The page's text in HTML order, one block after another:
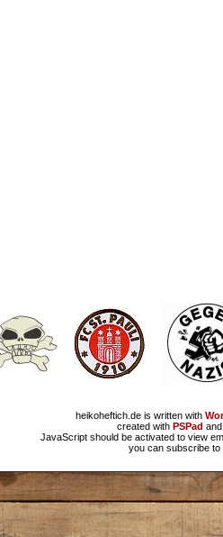
heikoheftich.de is written with
created with PSPad
JavaScript should be activated to view
you can subscribe